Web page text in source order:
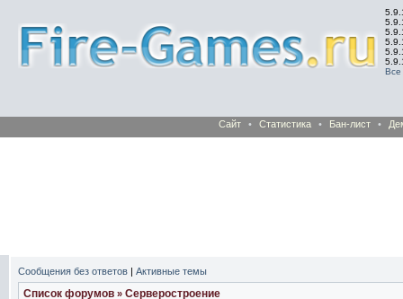
Все
Сайт • Статистика • Бан-лист •
Сообщения без ответов | Активные темы
Список форумов » Серверостроение